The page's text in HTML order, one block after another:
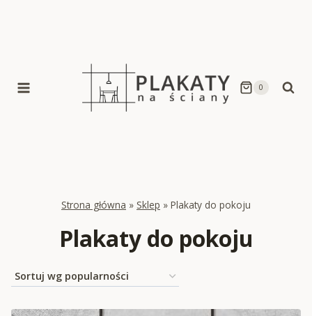
0
Strona główna » Sklep » Plakaty do pokoju
Plakaty do pokoju